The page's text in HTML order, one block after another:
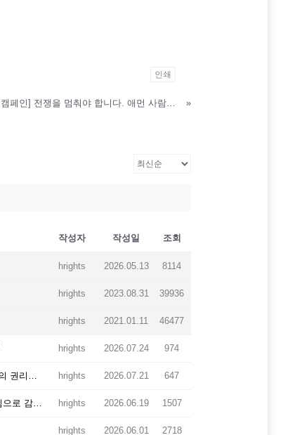
인쇄
[전쟁 반대 캠페인] 전쟁을 멈춰야 합니다. 애먼 사람들이 희생되지 않아야 합니다. »
작성자 작성일 조회
hrights 2026.05.13 8114
hrights 2023.08.31 39936
hrights 2021.01.11 46477
hrights 2026.07.24 974
[공동성명] 중대범죄를 이유로 한 조건부 ‘촉법소년’ 연령 하향은 아동의 권리를 후퇴시키고 아동친화적 사법 원칙에 역행합니다. hrights 2026.07.21 647
교도소 수용자를 위한 [평화인문학] 과정에 함께 해주신 여러분께 진심으로 감사드립니다. hrights 2026.06.19 1507
hrights 2026.06.01 2718